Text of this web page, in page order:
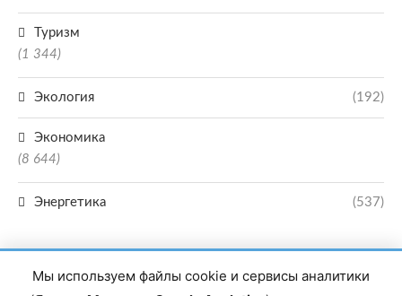
Туризм
(1 344)
Экология (192)
Экономика
(8 644)
Энергетика (537)
Мы используем файлы cookie и сервисы аналитики